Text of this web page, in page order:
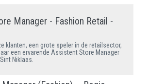
Manager - Fashion Retail -
klanten, een grote speler in de retailsector,
een ervarende Assistent Store Manager
Niklaas.